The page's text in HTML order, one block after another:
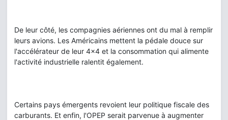
De leur côté, les compagnies aériennes ont du mal à remplir
leurs avions. Les Américains mettent la pédale douce sur
l'accélérateur de leur 4x4 et la consommation qui alimente
l'activité industrielle ralentit également.
Certains pays émergents revoient leur politique fiscale des
carburants. Et enfin, l'OPEP serait parvenue à augmenter